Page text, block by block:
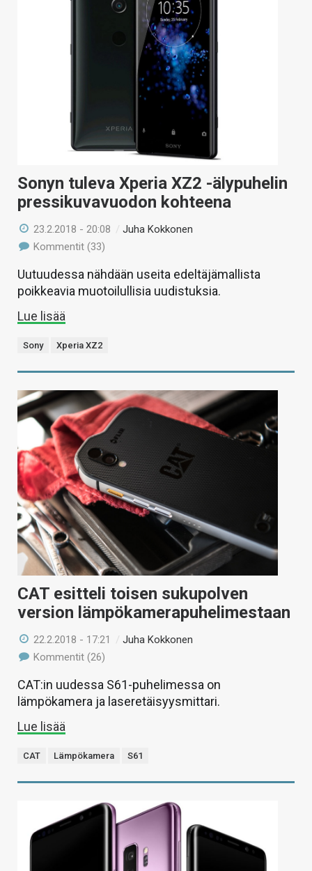
Sonyn tuleva Xperia XZ2 -älypuhelin
pressikuvavuodon kohteena
23.2.2018 - 20:08 /Juha Kokkonen
Kommentit (33)
Uutuudessa nähdään useita edeltäjämallista
poikkeavia muotoilullisia uudistuksia.
Lue lisää
Sony Xperia XZ2
CAT esitteli toisen sukupolven
version lämpökamerapuhelimestaan
22.2.2018 - 17:21 /Juha Kokkonen
Kommentit (26)
CAT:in uudessa S61-puhelimessa on
lämpökamera ja laseretäisyysmittari.
Lue lisää
CAT Lämpökamera S61